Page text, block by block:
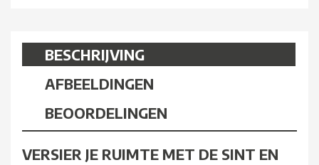
BESCHRIJVING
AFBEELDINGEN
BEOORDELINGEN
VERSIER JE RUIMTE MET DE SINT EN